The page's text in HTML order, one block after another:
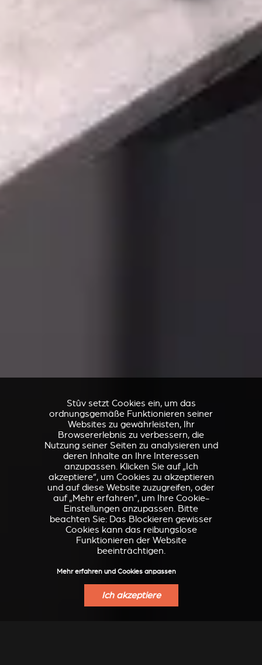
Stûv setzt Cookies ein, um das
ordnungsgemäße Funktionieren seiner
Websites zu gewährleisten, Ihr
Browsererlebnis zu verbessern, die
Nutzung seiner Seiten zu analysieren und
deren Inhalte an Ihre Interessen
anzupassen. Klicken Sie auf „Ich
akzeptiere“, um Cookies zu akzeptieren
und auf diese Website zuzugreifen, oder
auf „Mehr erfahren“, um Ihre Cookie-
Einstellungen anzupassen. Bitte
beachten Sie: Das Blockieren gewisser
Cookies kann das reibungslose
Funktionieren der Website
beeinträchtigen.
Mehr erfahren und Cookies anpassen
Ich akzeptiere